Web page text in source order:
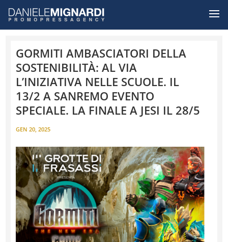
GORMITI AMBASCIATORI DELLA
SOSTENIBILITÀ: AL VIA
L’INIZIATIVA NELLE SCUOLE. IL
13/2 A SANREMO EVENTO
SPECIALE. LA FINALE A JESI IL 28/5
GEN 20, 2025